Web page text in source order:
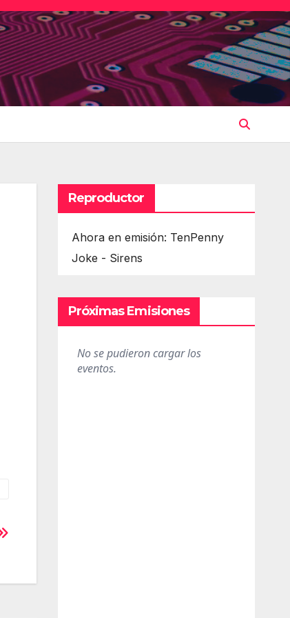
Reproductor
Ahora en emisión: TenPenny
Joke - Sirens
Próximas Emisiones